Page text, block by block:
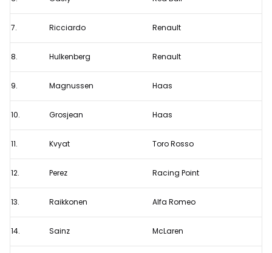
7. Ricciardo Renault
8. Hulkenberg Renault
9. Magnussen Haas
10. Grosjean Haas
11. Kvyat Toro Rosso
12. Perez Racing Point
13. Raikkonen Alfa Romeo
14. Sainz McLaren